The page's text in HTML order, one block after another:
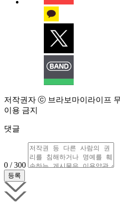
저작권자 ⓒ 브라보마이라이프
이용 금지
댓글
0 / 300